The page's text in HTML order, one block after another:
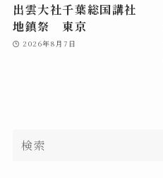
出雲大社千葉総国講社
地鎮祭 東京
2026年8月7日